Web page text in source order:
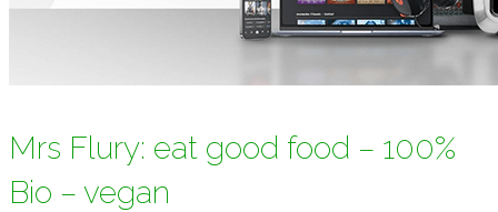
Mrs Flury: eat good food – 100%
Bio – vegan